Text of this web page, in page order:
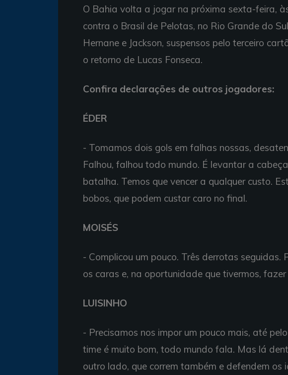
O Bahia volta a jogar na próxima sexta-feira,
contra o Brasil de Pelotas, no Rio Grande do
Hernane e Jackson, suspensos pelo terceiro
o retorno de Lucas Fonseca.
Confira declarações de outros jogadores:
ÉDER
- Tomamos dois gols em falhas nossas,
Falhou, falhou todo mundo. É levantar a
batalha. Temos que vencer a qualquer custo.
bobos, que podem custar caro no final.
MOISÉS
- Complicou um pouco. Três derrotas seguidas.
os caras e, na oportunidade que tivermos, fazer
LUISINHO
- Precisamos nos impor um pouco mais, até
time é muito bom, todo mundo fala. Mas lá
outro lado, que correm também e defendem os